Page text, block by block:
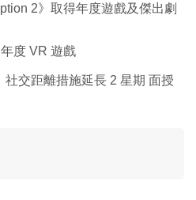
2》取得年度遊戲及傑出劇
度 VR 遊戲
社交距離措施延長 2 星期 面授